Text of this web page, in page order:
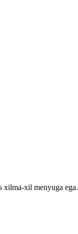
xilma-xil menyuga ega.